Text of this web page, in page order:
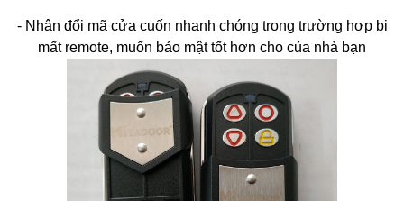
- Nhận đổi mã cửa cuốn nhanh chóng trong trường hợp bị
mất remote, muốn bảo mật tốt hơn cho của nhà bạn